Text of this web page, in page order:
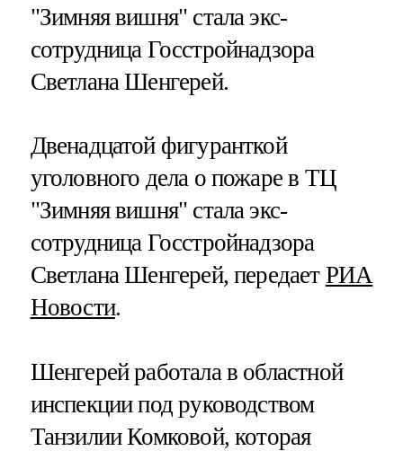
"Зимняя вишня" стала экс-
сотрудница Госстройнадзора
Светлана Шенгерей.
Двенадцатой фигуранткой
уголовного дела о пожаре в ТЦ
"Зимняя вишня" стала экс-
сотрудница Госстройнадзора
Светлана Шенгерей, передает РИА
Новости.
Шенгерей работала в областной
инспекции под руководством
Танзилии Комковой, которая